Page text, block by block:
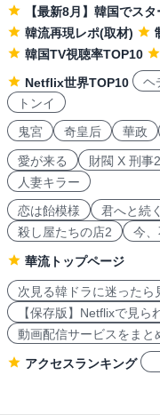
【最新8月】韓国でス
韓流再現レポ(取材)
韓国TV視聴率TOP10
Netflix世界TOP10
ヘ
トンイ
鬼宮
奇皇后 華政
愛が来る 財閥 X 刑事2
人妻キラー
恋は飴模様
君へと続
殺し屋たちの店2
今
華流トップページ
次見る韓ドラに迷ったら
【保存版】Netflixで見ら
動画配信サービスをまと
アクセスランキング